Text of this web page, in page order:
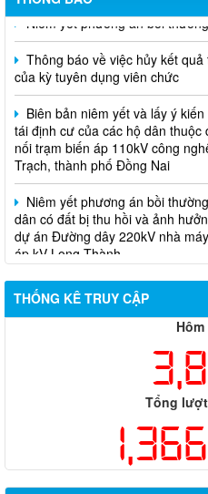
Thông báo về việc hủy kết
của kỳ tuyên dụng viên chức
Biên bản niêm yết và lấy ý
tái định cư của các hộ dân thuộc
nối trạm biến áp 110kV công
Trạch, thành phố Đồng Nai
Niêm yết phương án bồi
dân có đất bị thu hồi và ảnh
dự án Đường dây 220kV nhà
áp kV Long Thành
Biên bản về việc niêm yết
định cư của các hộ dân có đất bị
đường 25B cũ đoạn từ Trung
51, huyện Long Thành và huyện
THỐNG KÊ TRUY CẬP
Tổng